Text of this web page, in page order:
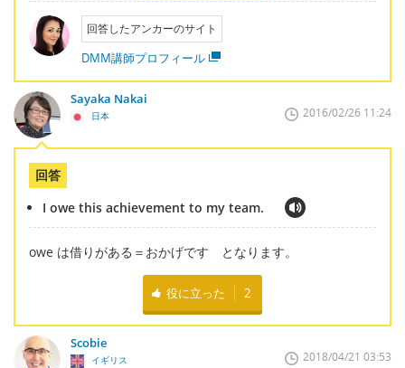
回答したアンカーのサイト
DMM講師プロフィール
Sayaka Nakai
日本 2016/02/26 11:24
回答
I owe this achievement to my team.
owe は借りがある＝おかげです となります。
役に立った 2
Scobie
イギリス 2018/04/21 03:53